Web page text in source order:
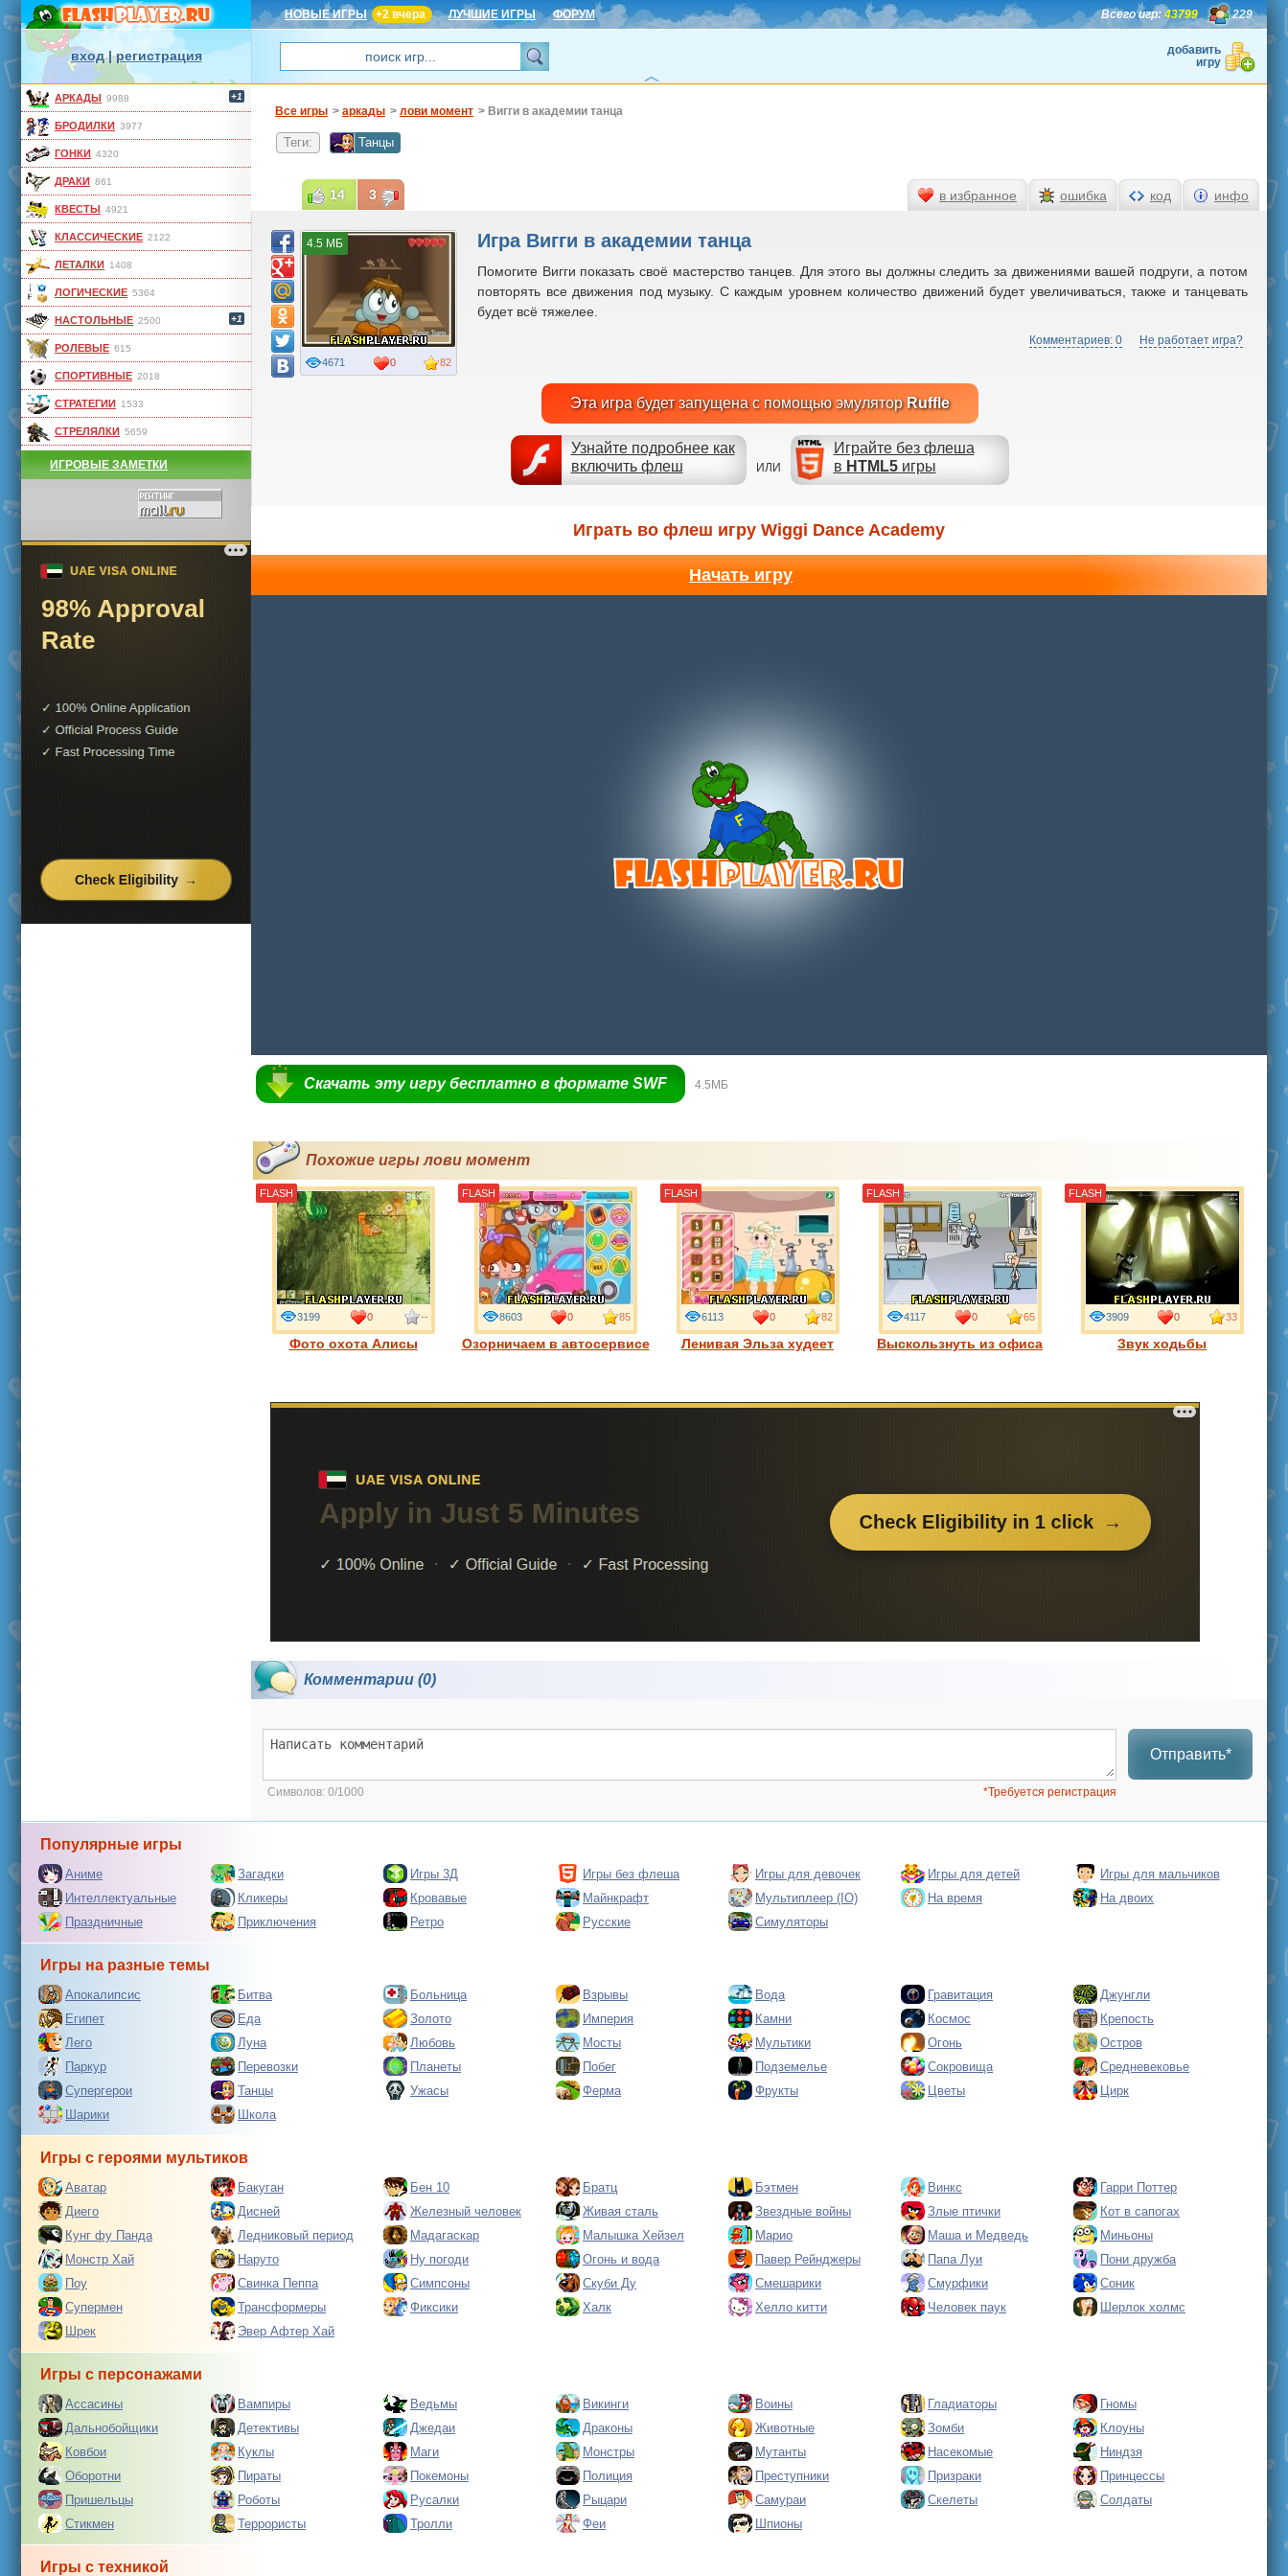
НОВЫЕ ИГРЫ +2 вчера ЛУЧШИЕ ИГРЫ ФОРУМ 229
Всего игр:43799
вход|регистрация
добавить
игру
АРКАДЫ 9988 +1
БРОДИЛКИ 3977
ГОНКИ 4320
ДРАКИ 861
КВЕСТЫ 4921
КЛАССИЧЕСКИЕ 2122
ЛЕТАЛКИ 1408
ЛОГИЧЕСКИЕ 5364
НАСТОЛЬНЫЕ 2500 +1
РОЛЕВЫЕ 615
СПОРТИВНЫЕ 2018
СТРАТЕГИИ 1533
СТРЕЛЯЛКИ 5659
ИГРОВЫЕ ЗАМЕТКИ
Все игры > аркады > лови момент > Вигги в академии танца
Теги: Танцы
Игра Вигги в академии танца
Помогите Вигги показать своё мастерство танцев. Для этого вы должны следить за движениями вашей подруги, а потом
повторять все движения под музыку. С каждым уровнем количество движений будет увеличиваться, также и танцевать
будет всё тяжелее.
Комментариев: 0 Не работает игра?
Эта игра будет запущена с помощью эмулятор Ruffle
Узнайте подробнее как
включить флеш
ИЛИ
Играйте без флеша
в HTML5игры
82
4671 0
4.5 МБ
14 3 в избранное ошибка код инфо
Играть во флеш игру Wiggi Dance Academy
Начать игру
Скачать эту игру бесплатно в формате SWF 4.5МБ
Похожие игры лови момент
Фото охота Алисы
3199 0 --
FLASH
Озорничаем в автосервисе
8603 0 85
FLASH
Ленивая Эльза худеет
6113 0 82
FLASH
Выскользнуть из офиса
4117 0 65
FLASH
Звук ходьбы
3909 0 33
FLASH
Комментарии (0)
Отправить*
Символов: 0/1000 *Требуется регистрация
Популярные игры
Аниме Загадки Игры 3Д Игры без флеша Игры для девочек Игры для детей
Игры для мальчиков
Интеллектуальные
Кликеры Кровавые Майнкрафт Мультиплеер (IO) На время
На двоих
Праздничные
Приключения Ретро Русские Симуляторы
Игры на разные темы
Апокалипсис Битва Больница Взрывы Вода Гравитация
Джунгли
Египет
Еда Золото Империя Камни Космос
Крепость
Лего
Луна Любовь Мосты Мультики Огонь
Остров
Паркур
Перевозки Планеты Побег Подземелье Сокровища
Средневековье
Супергерои
Танцы Ужасы Ферма Фрукты Цветы
Цирк
Шарики
Школа
Игры с героями мультиков
Аватар Бакуган Бен 10 Братц Бэтмен Винкс
Гарри Поттер
Диего
Дисней Железный человек Живая сталь Звездные войны Злые птички
Кот в сапогах
Кунг фу Панда
Ледниковый период Мадагаскар Малышка Хейзел Марио Маша и Медведь
Миньоны
Монстр Хай
Наруто Ну погоди Огонь и вода Павер Рейнджеры Папа Луи
Пони дружба
Поу
Свинка Пеппа Симпсоны Скуби Ду Смешарики Смурфики
Соник
Супермен
Трансформеры Фиксики Халк Хелло китти Человек паук
Шерлок холмс
Шрек
Эвер Афтер Хай
Игры с персонажами
Ассасины Вампиры Ведьмы Викинги Воины Гладиаторы
Гномы
Дальнобойщики
Детективы Джедаи Драконы Животные Зомби
Клоуны
Ковбои
Куклы Маги Монстры Мутанты Насекомые
Ниндзя
Оборотни
Пираты Покемоны Полиция Преступники Призраки
Принцессы
Пришельцы
Роботы Русалки Рыцари Самураи Скелеты
Солдаты
Стикмен
Террористы Тролли Феи Шпионы
Игры с техникой